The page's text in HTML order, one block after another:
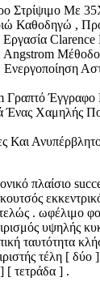
Στρίψιμο Με
Καθοδηγώ ,
Έγγραφο
Ένας Χαμηλής
Και
πλαίσιο
.
υψηλής
ταυτότητα
τέλη [
[ τετράδα ] .